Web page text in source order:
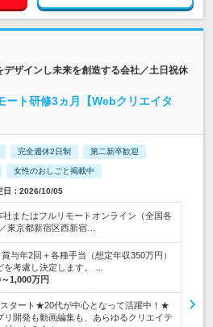
ザインし未来を創造する会社／土日祝休
ート研修3ヵ月【Webクリエイタ
完全週休2日制 第二新卒歓迎
女性のおしごと掲載中
日：2026/10/05
社またはフルリモートオンライン（全国各
東京都新宿区西新宿…
与年2回＋各種手当（想定年収350万円）
考慮し決定します。 …
1,000万円
タート★20代が中心となって活躍中！★
リ開発も動画編集も、あらゆるクリエイテ